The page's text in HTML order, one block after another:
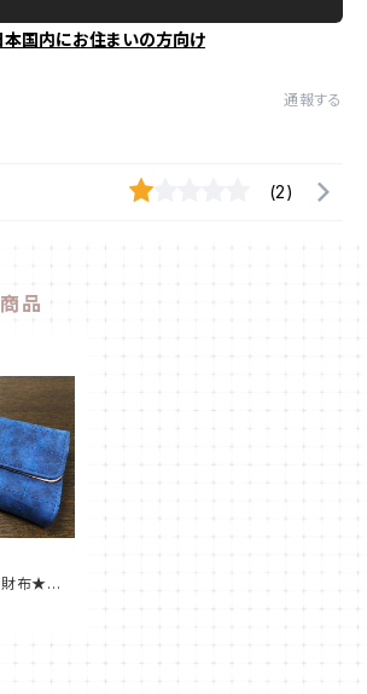
本国内にお住まいの方向け
通報する
(2)
品
財布★三
ィース★